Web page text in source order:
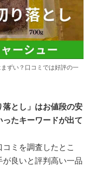
ずい？口コミでは好評の一
とし」はお値段の安
たキーワードが出て
ミを調査したとこ
良いと評判高い一品